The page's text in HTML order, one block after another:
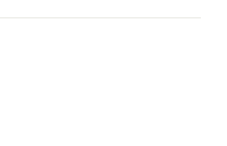
管を専用の洗浄液で洗